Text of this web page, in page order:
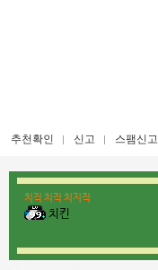
추천확인 신고 스팸신고
치직 치직 치지직
치킨